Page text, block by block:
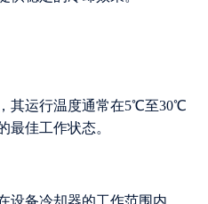
其运行温度通常在5℃至30℃
最佳工作状态。
设备冷却器的工作范围内，